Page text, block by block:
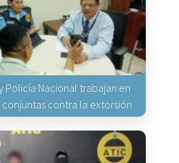
Policía Nacional trabajan en
contra la extorsión